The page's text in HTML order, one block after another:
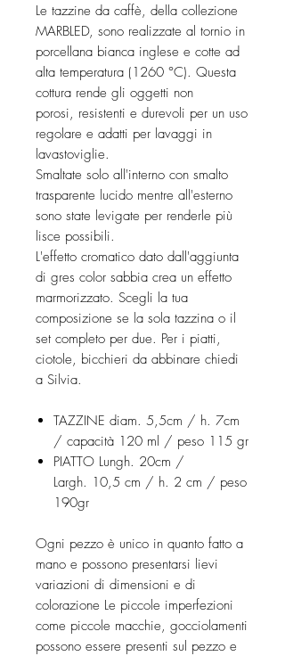
Le tazzine da caffè, della collezione
MARBLED, sono realizzate al tornio in
porcellana bianca inglese e cotte ad
alta temperatura (1260 °C). Questa
cottura rende gli oggetti non
porosi, resistenti e durevoli per un uso
regolare e adatti per lavaggi in
lavastoviglie.
Smaltate solo all'interno con smalto
trasparente lucido mentre all'esterno
sono state levigate per renderle più
lisce possibili.
L'effetto cromatico dato dall'aggiunta
di gres color sabbia crea un effetto
marmorizzato. Scegli la tua
composizione se la sola tazzina o il
set completo per due. Per i piatti,
ciotole, bicchieri da abbinare chiedi
a Silvia.
TAZZINE diam. 5,5cm / h. 7cm
/ capacità 120 ml / peso 115 gr
PIATTO Lungh. 20cm /
Largh. 10,5 cm / h. 2 cm / peso
190gr
Ogni pezzo è unico in quanto fatto a
mano e possono presentarsi lievi
variazioni di dimensioni e di
colorazione Le piccole imperfezioni
come piccole macchie, gocciolamenti
possono essere presenti sul pezzo e